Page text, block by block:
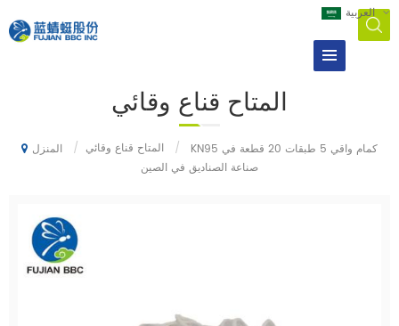
العربية
المتاح قناع وقائي
المنزل / المتاح قناع وقائي /
KN95 كمام واقي 5 طبقات 20 قطعة في
صناعة الصناديق في الصين